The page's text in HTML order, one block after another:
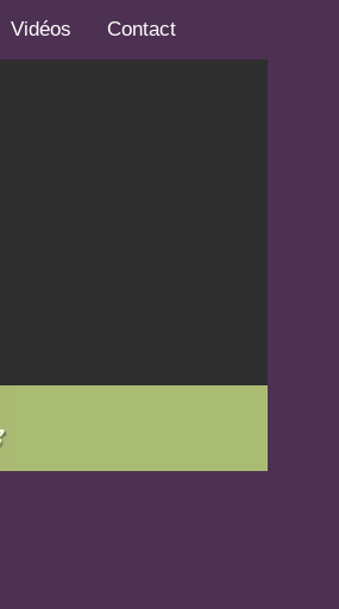
Vidéos Contact